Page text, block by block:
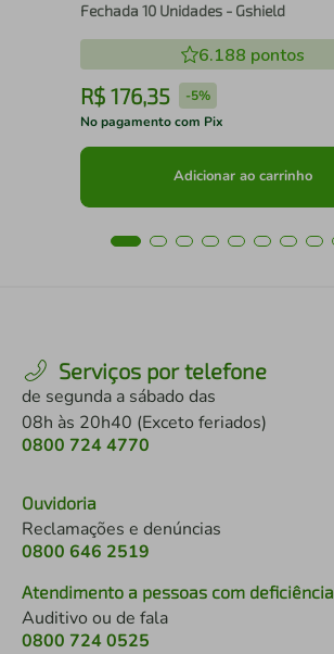
Fechada 10 Unidades - Gshield
6.188 pontos
R$ 176,35 -5%
No pagamento com Pix
Adicionar ao carrinho
Serviços por telefone
de segunda a sábado das
08h às 20h40 (Exceto feriados)
0800 724 4770
Ouvidoria
Reclamações e denúncias
0800 646 2519
Atendimento a pessoas com deficiência
Auditivo ou de fala
0800 724 0525